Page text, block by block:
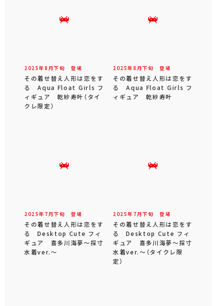
2025年8 月下旬 登場
その着せ替え人形は恋をす
る Aqua Float Girls フ
ィギュア 乾紗寿叶（タイ
クレ限定）
2025年8 月下旬 登場
その着せ替え人形は恋をす
る Aqua Float Girls フ
ィギュア 乾紗寿叶
2025年 7 月下旬 登場
その着せ替え人形は恋をす
る Desktop Cute フィ
ギュア 喜多川海夢～採寸
水着ver.～
2025年 7 月下旬 登場
その着せ替え人形は恋をす
る Desktop Cute フィ
ギュア 喜多川海夢～採寸
水着ver.～（タイクレ限
定）